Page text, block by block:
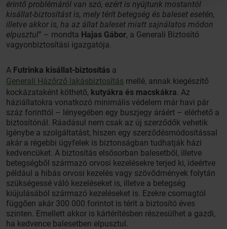
érintő problémáról van szó, ezért is nyújtunk mostantól
kisállat-biztosítást is, mely térít betegség és baleset esetén,
illetve akkor is, ha az állat baleset miatt sajnálatos módon
elpusztul” – mondta Hajas Gábor, a Generali Biztosító
vagyonbiztosítási igazgatója.
A Futrinka kisállat-biztosítás a
Generali Házőrző lakásbiztosítás mellé, annak kiegészítő
kockázataként köthető, kutyákra és macskákra . Az
háziállatokra vonatkozó minimális védelem már havi pár
száz forinttól – lényegében egy buszjegy áráért – elérhető a
biztosítónál. Ráadásul nem csak az új szerződők vehetik
igénybe a szolgáltatást, hiszen egy szerződésmódosítással
akár a régebbi ügyfelek is biztonságban tudhatják házi
kedvencüket. A biztosítás elsősorban balesetből, illetve
betegségből származó orvosi kezelésekre terjed ki, ideértve
például a hibás orvosi kezelés vagy szövődmények folytán
szükségessé váló kezeléseket is, illetve a betegség
kiújulásából származó kezeléseket is. Ezekre csomagtól
függően akár 300 000 forintot is térít a biztosító éves
szinten. Emellett akkor is kártérítésben részesülhet a gazdi,
ha kedvence balesetben elpusztul.